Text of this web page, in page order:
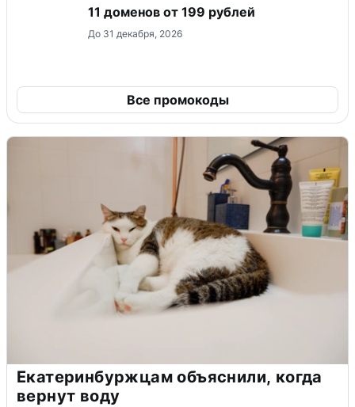
11 доменов от 199 рублей
До 31 декабря, 2026
Все промокоды
Екатеринбуржцам объяснили, когда
вернут воду